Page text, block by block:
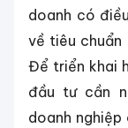
doanh có
về tiêu chuẩn
Để triển khai
đầu tư cần
doanh